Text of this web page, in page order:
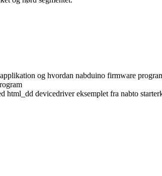
og hvordan nabduino firmware
devicedriver eksemplet fra nabto